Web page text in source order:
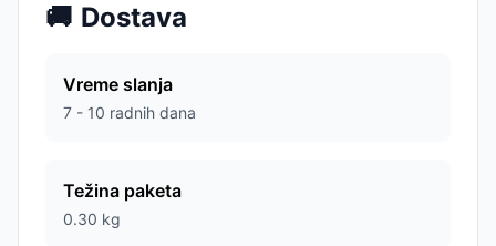
🚚 Dostava
Vreme slanja
7 - 10 radnih dana
Težina paketa
0.30 kg